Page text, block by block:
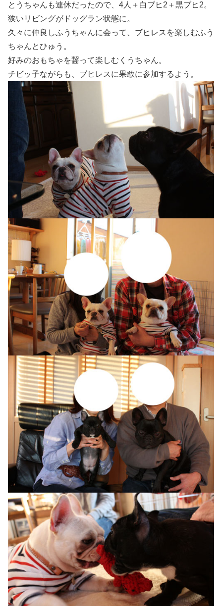
とうちゃんも連休だったので、4人＋白ブヒ2＋黒ブヒ2。
狭いリビングがドッグラン状態に。
久々に仲良しふうちゃんに会って、ブヒレスを楽しむふう
ちゃんとひゅう。
好みのおもちゃを齧って楽しむくうちゃん。
チビッ子ながらも、ブヒレスに果敢に参加するよう。